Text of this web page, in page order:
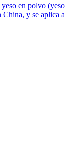
en polvo
y se aplica